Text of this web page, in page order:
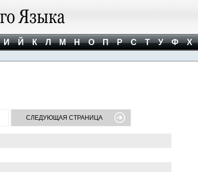
И Й К Л М Н О П Р С Т У Ф Х
СЛЕДУЮЩАЯ СТРАНИЦА